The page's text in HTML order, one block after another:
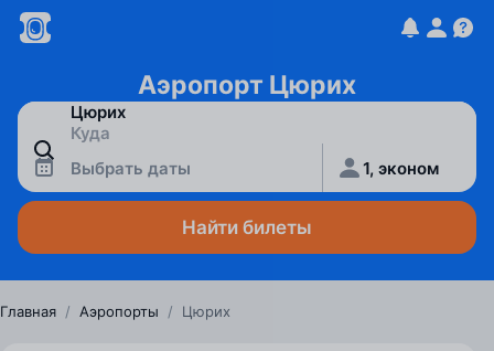
Аэропорт Цюрих
Выбрать даты 1, эконом
Найти билеты
Главная / Аэропорты / Цюрих